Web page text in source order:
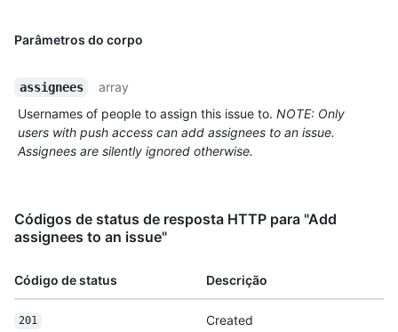
Parâmetros do corpo
assignees
array
Usernames of people to assign this issue to. NOTE: Only
users with push access can add assignees to an issue.
Assignees are silently ignored otherwise.
Códigos de status de resposta HTTP para "Add
assignees to an issue"
Código de status Descrição
201 Created